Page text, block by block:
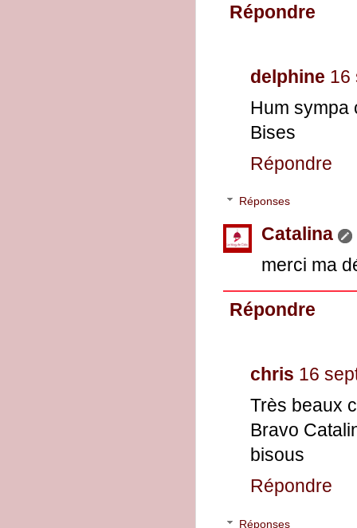
Répondre
delphine 16
Hum sympa
Bises
Répondre
Réponses
Catalina
merci ma
Répondre
chris 16
Très beaux
Bravo
bisous
Répondre
Réponses